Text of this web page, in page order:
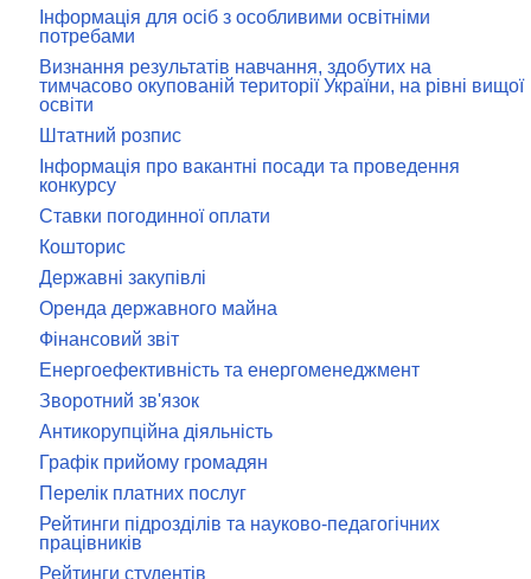
Інформація для осіб з особливими освітніми
потребами
Визнання результатів навчання, здобутих на
тимчасово окупованій території України, на рівні вищої
освіти
Штатний розпис
Інформація про вакантні посади та проведення
конкурсу
Ставки погодинної оплати
Кошторис
Державні закупівлі
Оренда державного майна
Фінансовий звіт
Енергоефективність та енергоменеджмент
Зворотний зв'язок
Антикорупційна діяльність
Графік прийому громадян
Перелік платних послуг
Рейтинги підрозділів та науково-педагогічних
працівників
Рейтинги студентів